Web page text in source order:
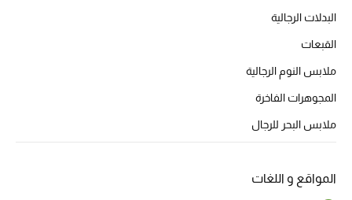
البدلات الرجالية
القبعات
ملابس النوم الرجالية
المجوهرات الفاخرة
ملابس البحر للرجال
المواقع و اللغات